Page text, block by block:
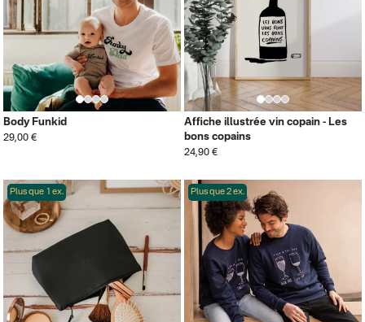
Body Funkid
29,00 €
Affiche illustrée vin copain - Les
bons copains
24,90 €
Plus que 1 ex. Plus que 2 ex.